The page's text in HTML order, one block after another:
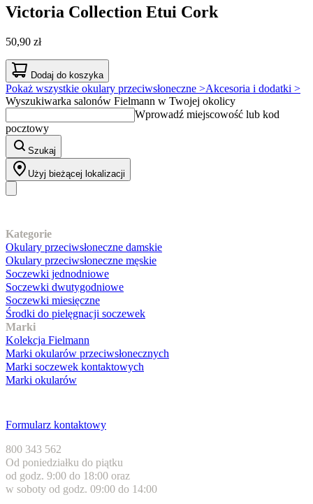
Victoria Collection Etui Cork
50,90 zł
Dodaj do koszyka
Pokaż wszystkie okulary przeciwsłoneczne >Akcesoria i dodatki >
Wyszukiwarka salonów Fielmann w Twojej okolicy
Wprowadź miejscowość lub kod
pocztowy
Szukaj
Użyj bieżącej lokalizacji
Kategorie
Okulary przeciwsłoneczne damskie
Okulary przeciwsłoneczne męskie
Soczewki jednodniowe
Soczewki dwutygodniowe
Soczewki miesięczne
Środki do pielęgnacji soczewek
Marki
Kolekcja Fielmann
Marki okularów przeciwsłonecznych
Marki soczewek kontaktowych
Marki okularów
Formularz kontaktowy
800 343 562
Od poniedziałku do piątku
od godz. 9:00 do 18:00 oraz
w soboty od godz. 09:00 do 14:00